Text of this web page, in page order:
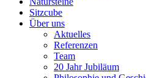
Sitzcube
Über uns
Aktuelles
Referenzen
Team
20 Jahr Jubiläum